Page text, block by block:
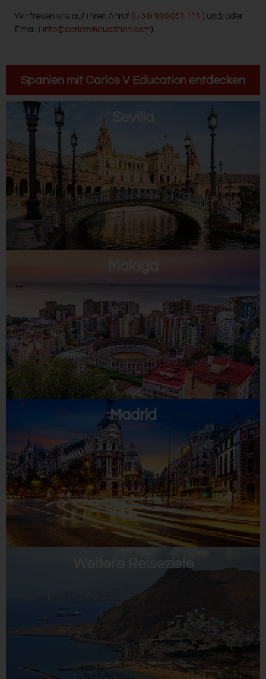
Wir freuen uns auf Ihren Anruf ((+34) 910 051 111 ) und/oder
Email ( info@carlosveducation.com)
Spanien mit Carlos V Education entdecken
Madrid
Weitere Reiseziele